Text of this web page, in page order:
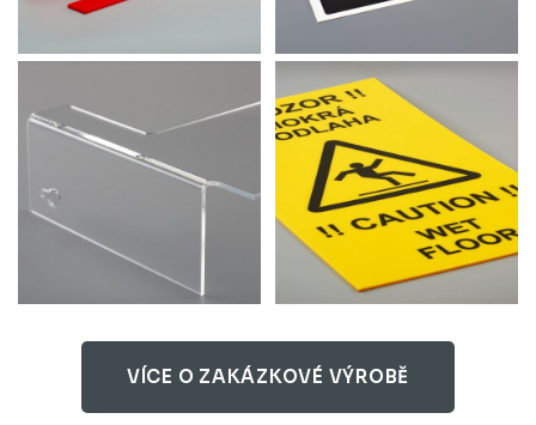
VÍCE O ZAKÁZKOVÉ VÝROBĚ